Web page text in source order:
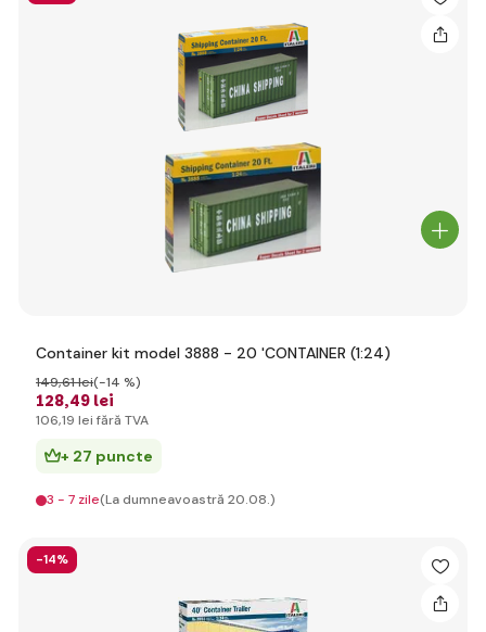
Container kit model 3888 - 20 'CONTAINER (1:24)
128,49 lei
149,61 lei(-14 %)
106,19 lei fără TVA
+ 27 puncte
3 - 7 zile(La dumneavoastră 20.08.)
-14%